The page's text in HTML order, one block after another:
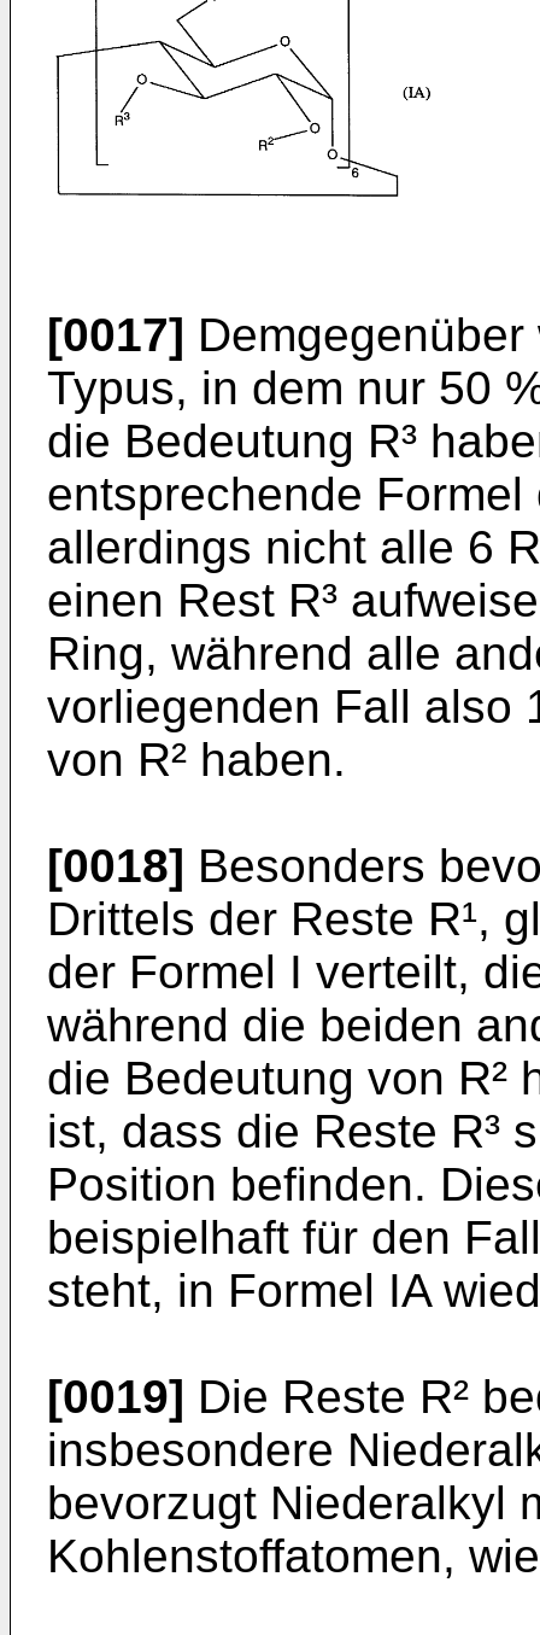
[0017]
Typus, in dem nur 50
die Bedeutung R³
entsprechende
allerdings nicht alle 6
einen Rest R³
Ring, während alle
vorliegenden Fall also
von R² haben.
[0018] Besonders
Drittels der Reste R¹,
der Formel I verteilt,
während die beiden
die Bedeutung von R²
ist, dass die Reste R³
Position befinden.
beispielhaft für den
steht, in Formel IA
[0019] Die Reste R²
insbesondere
bevorzugt Niederalkyl
Kohlenstoffatomen,